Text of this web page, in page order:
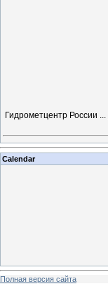
Гидрометцентр России ...
Calendar
Полная версия сайта